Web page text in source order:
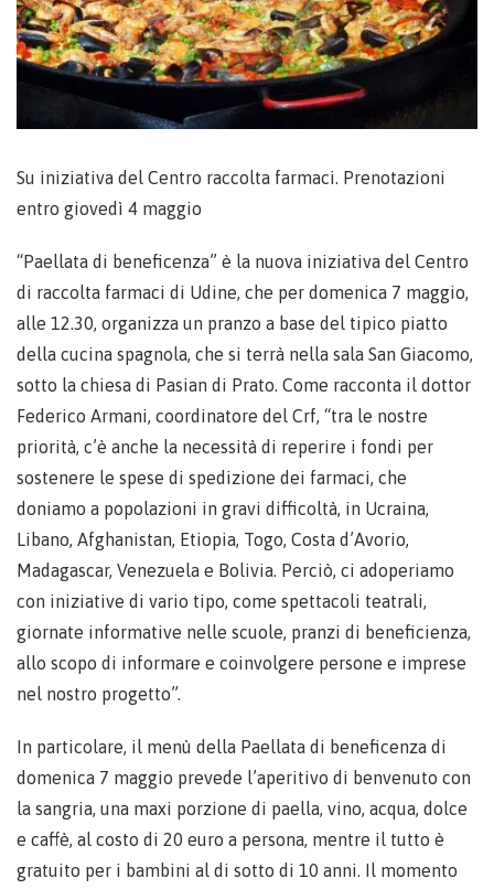
Su iniziativa del Centro raccolta farmaci. Prenotazioni
entro giovedì 4 maggio
“Paellata di beneficenza” è la nuova iniziativa del Centro
di raccolta farmaci di Udine, che per domenica 7 maggio,
alle 12.30, organizza un pranzo a base del tipico piatto
della cucina spagnola, che si terrà nella sala San Giacomo,
sotto la chiesa di Pasian di Prato. Come racconta il dottor
Federico Armani, coordinatore del Crf, “tra le nostre
priorità, c’è anche la necessità di reperire i fondi per
sostenere le spese di spedizione dei farmaci, che
doniamo a popolazioni in gravi difficoltà, in Ucraina,
Libano, Afghanistan, Etiopia, Togo, Costa d’Avorio,
Madagascar, Venezuela e Bolivia. Perciò, ci adoperiamo
con iniziative di vario tipo, come spettacoli teatrali,
giornate informative nelle scuole, pranzi di beneficienza,
allo scopo di informare e coinvolgere persone e imprese
nel nostro progetto”.
In particolare, il menù della Paellata di beneficenza di
domenica 7 maggio prevede l’aperitivo di benvenuto con
la sangria, una maxi porzione di paella, vino, acqua, dolce
e caffè, al costo di 20 euro a persona, mentre il tutto è
gratuito per i bambini al di sotto di 10 anni. Il momento